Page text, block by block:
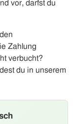
vor, darfst du
Zahlung
verbucht?
du in unserem